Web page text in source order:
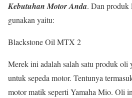
Kebutuhan Motor Anda. Dan produk
gunakan yaitu:
Blackstone Oil MTX 2
Merek ini adalah salah satu produk oli
untuk sepeda motor. Tentunya
motor matik seperti Yamaha Mio. Oli